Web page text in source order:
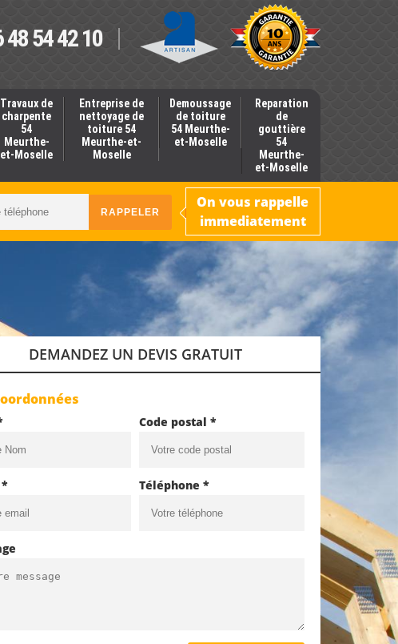
48 54 42 10
Travaux de
charpente
54
Meurthe-
et-Moselle
Entreprise de
nettoyage de
toiture 54
Meurthe-et-
Moselle
Demoussage
de toiture
54 Meurthe-
et-Moselle
Reparation
de
gouttière
54
Meurthe-
et-Moselle
On vous rappelle
immediatement
DEMANDEZ UN DEVIS GRATUIT
Code postal *
* Téléphone *